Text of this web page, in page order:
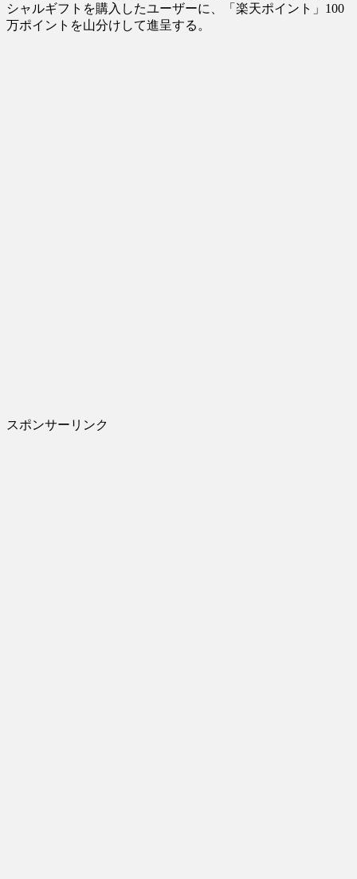
シャルギフトを購入したユーザーに、「楽天ポイント」100
万ポイントを山分けして進呈する。
スポンサーリンク